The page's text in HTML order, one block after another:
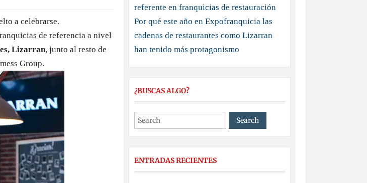
a celebrarse.
de referencia a nivel
Lizarran, junto al resto de
Group.
referente en franquicias de restauración
Por qué este año en Expofranquicia las
cadenas de restaurantes como Lizarran
han tenido más protagonismo
¿BUSCAS ALGO?
ENTRADAS RECIENTES